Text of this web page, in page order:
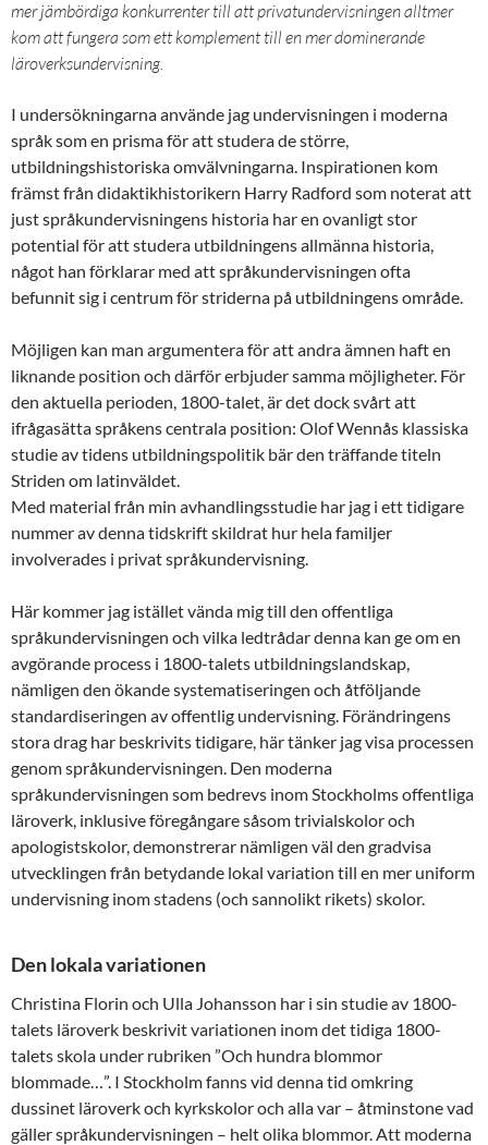
mer jämbördiga konkurrenter till att privatundervisningen alltmer
kom att fungera som ett komplement till en mer dominerande
läroverksundervisning.
I undersökningarna använde jag undervisningen i moderna
språk som en prisma för att studera de större,
utbildningshistoriska omvälvningarna. Inspirationen kom
främst från didaktikhistorikern Harry Radford som noterat att
just språkundervisningens historia har en ovanligt stor
potential för att studera utbildningens allmänna historia,
något han förklarar med att språkundervisningen ofta
befunnit sig i centrum för striderna på utbildningens område.
Möjligen kan man argumentera för att andra ämnen haft en
liknande position och därför erbjuder samma möjligheter. För
den aktuella perioden, 1800-talet, är det dock svårt att
ifrågasätta språkens centrala position: Olof Wennås klassiska
studie av tidens utbildningspolitik bär den träffande titeln
Striden om latinväldet.
Med material från min avhandlingsstudie har jag i ett tidigare
nummer av denna tidskrift skildrat hur hela familjer
involverades i privat språkundervisning.
Här kommer jag istället vända mig till den offentliga
språkundervisningen och vilka ledtrådar denna kan ge om en
avgörande process i 1800-talets utbildningslandskap,
nämligen den ökande systematiseringen och åtföljande
standardiseringen av offentlig undervisning. Förändringens
stora drag har beskrivits tidigare, här tänker jag visa processen
genom språkundervisningen. Den moderna
språkundervisningen som bedrevs inom Stockholms offentliga
läroverk, inklusive föregångare såsom trivialskolor och
apologistskolor, demonstrerar nämligen väl den gradvisa
utvecklingen från betydande lokal variation till en mer uniform
undervisning inom stadens (och sannolikt rikets) skolor.
Den lokala variationen
Christina Florin och Ulla Johansson har i sin studie av 1800-
talets läroverk beskrivit variationen inom det tidiga 1800-
talets skola under rubriken ”Och hundra blommor
blommade…”. I Stockholm fanns vid denna tid omkring
dussinet läroverk och kyrkskolor och alla var – åtminstone vad
gäller språkundervisningen – helt olika blommor. Att moderna